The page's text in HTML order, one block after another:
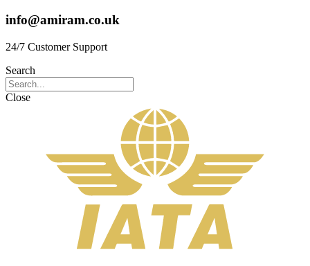
info@amiram.co.uk
24/7 Customer Support
Search
Close